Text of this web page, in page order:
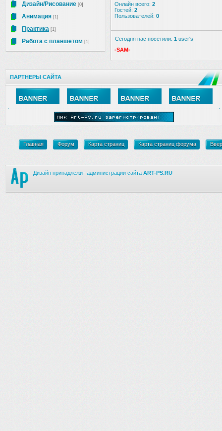
Дизайн/Рисование [0]
Анимация [1]
Практика [1]
Работа с планшетом [1]
Онлайн всего: 2
Гостей: 2
Пользователей: 0
Сегодня нас посетили: 1 user's
-SAM-
ПАРТНЕРЫ САЙТА
Главная Форум Карта страниц Карта страниц форума
Дизайн принадлежит администрации сайта ART-PS.RU